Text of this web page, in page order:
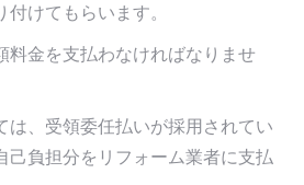
けてもらいます。
料金を支払わなければなりませ
は、受領委任払いが採用されてい
己負担分をリフォーム業者に支払